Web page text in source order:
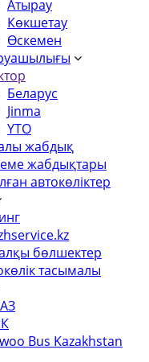
Атырау
Көкшетау
Өскемен
Беларус
Jinma
YTO
жабдық
жабдықтары
автокөліктер
бөлшектер
тасымалы
Bus Kazakhstan